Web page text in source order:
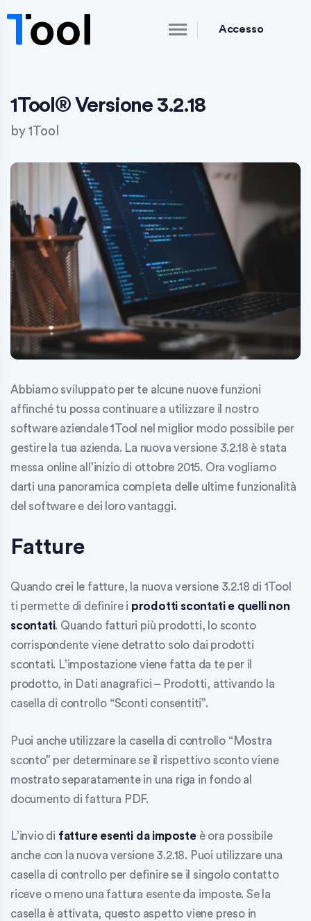
Accesso
1Tool® Versione 3.2.18
by1Tool
Abbiamo sviluppato per te alcune nuove funzioni
affinché tu possa continuare a utilizzare il nostro
software aziendale 1Tool nel miglior modo possibile per
gestire la tua azienda. La nuova versione 3.2.18 è stata
messa online all’inizio di ottobre 2015. Ora vogliamo
darti una panoramica completa delle ultime funzionalità
del software e dei loro vantaggi.
Fatture
Quando crei le fatture, la nuova versione 3.2.18 di 1Tool
ti permette di definire i prodotti scontati e quelli non
scontati. Quando fatturi più prodotti, lo sconto
corrispondente viene detratto solo dai prodotti
scontati. L’impostazione viene fatta da te per il
prodotto, in Dati anagrafici – Prodotti, attivando la
casella di controllo “Sconti consentiti”.
Puoi anche utilizzare la casella di controllo “Mostra
sconto” per determinare se il rispettivo sconto viene
mostrato separatamente in una riga in fondo al
documento di fattura PDF.
L’invio di fatture esenti da imposteè ora possibile
anche con la nuova versione 3.2.18. Puoi utilizzare una
casella di controllo per definire se il singolo contatto
riceve o meno una fattura esente da imposte. Se la
casella è attivata, questo aspetto viene preso in